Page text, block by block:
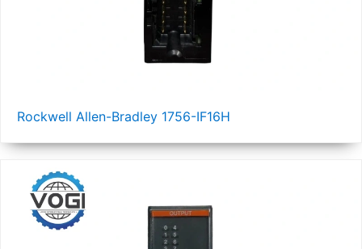
Rockwell Allen-Bradley 1756-IF16H